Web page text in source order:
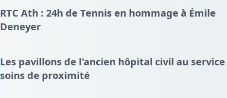
RTC Ath : 24h de Tennis en hommage à Émile
Deneyer
Les pavillons de l'ancien hôpital civil au service
soins de proximité